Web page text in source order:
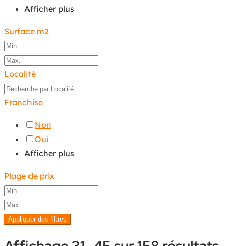
Afficher plus
Surface m2
Localité
Franchise
Non
Oui
Afficher plus
Plage de prix
Appliquer des filtres